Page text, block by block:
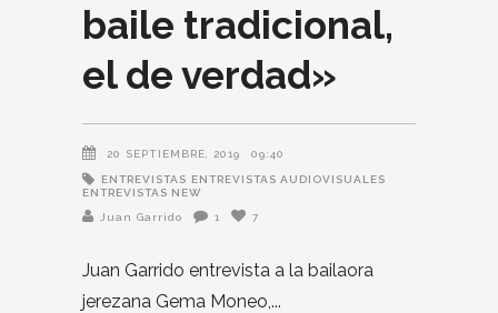
baile tradicional,
el de verdad»
20 SEPTIEMBRE, 2019 09:40
ENTREVISTAS ENTREVISTAS AUDIOVISUALES
ENTREVISTAS NEW
Juan Garrido
1 7
Juan Garrido entrevista a la bailaora
jerezana Gema Moneo,